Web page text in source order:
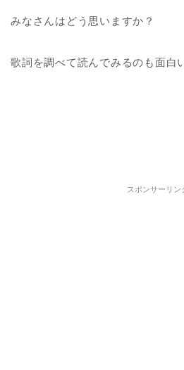
みなさんはどう思いますか？
歌詞を調べて読んでみるのも面白
スポンサーリン